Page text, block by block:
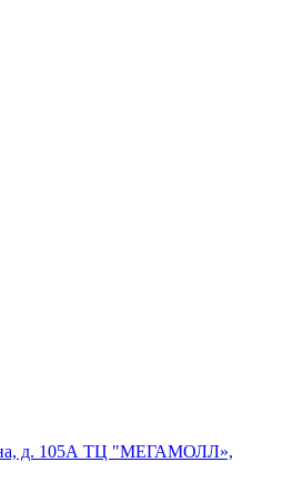
д. 105А ТЦ "МЕГАМОЛЛ»,